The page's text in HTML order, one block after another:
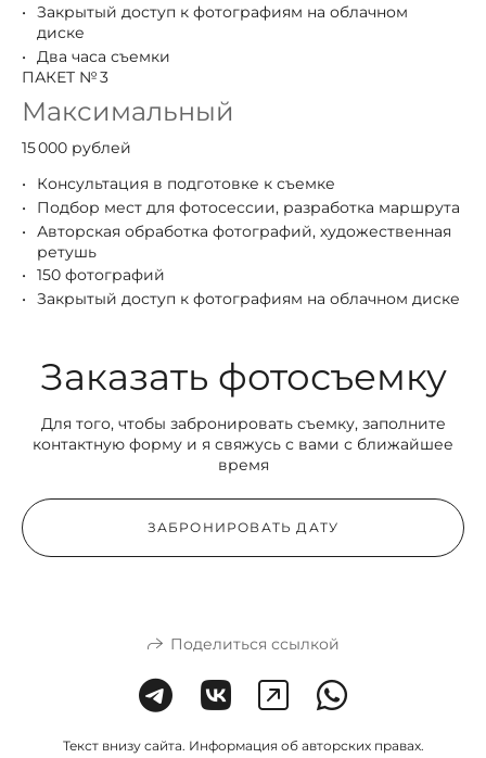
Закрытый доступ к фотографиям на облачном
диске
Два часа съемки
ПАКЕТ № 3
Максимальный
15 000 рублей
Консультация в подготовке к съемке
Подбор мест для фотосессии, разработка маршрута
Авторская обработка фотографий, художественная
ретушь
150 фотографий
Закрытый доступ к фотографиям на облачном диске
Заказать фотосъемку
Для того, чтобы забронировать съемку, заполните
контактную форму и я свяжусь с вами с ближайшее
время
ЗАБРОНИРОВАТЬ ДАТУ
Поделиться ссылкой
Текст внизу сайта. Информация об авторских правах.